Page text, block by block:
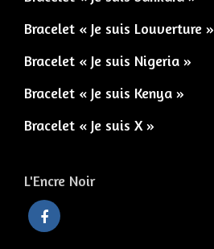
Bracelet « Je suis Louverture »
Bracelet « Je suis Nigeria »
Bracelet « Je suis Kenya »
Bracelet « Je suis X »
L'Encre Noir